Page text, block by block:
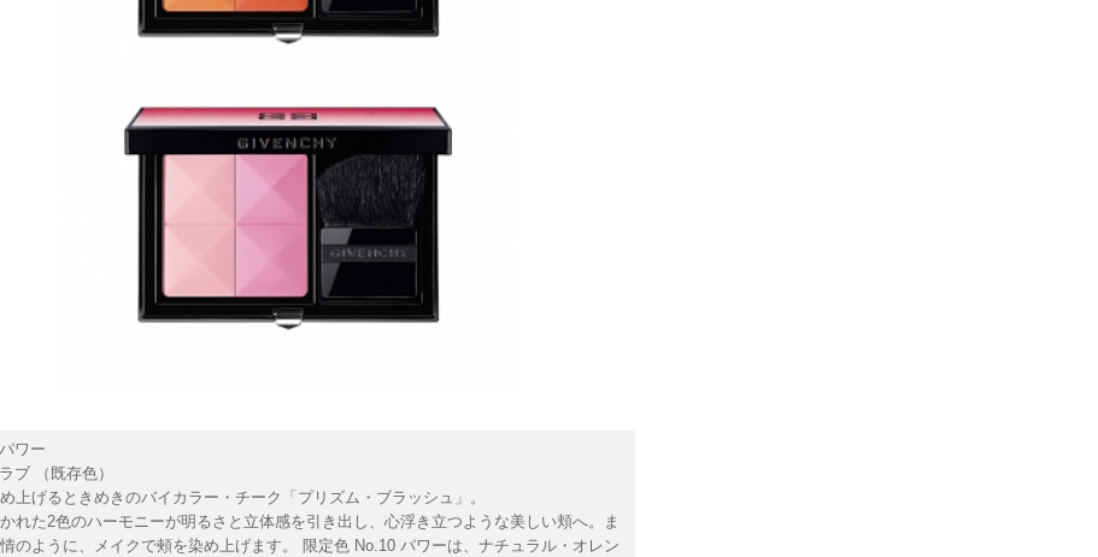
ワー
ブ （既存色）
上げるときめきのバイカラー・チーク「プリズム・ブラッシュ」。
れた2色のハーモニーが明るさと立体感を引き出し、心浮き立つような美しい頬へ。ま
のように、メイクで頰を染め上げます。 限定色 No.10 パワーは、ナチュラル・オレン